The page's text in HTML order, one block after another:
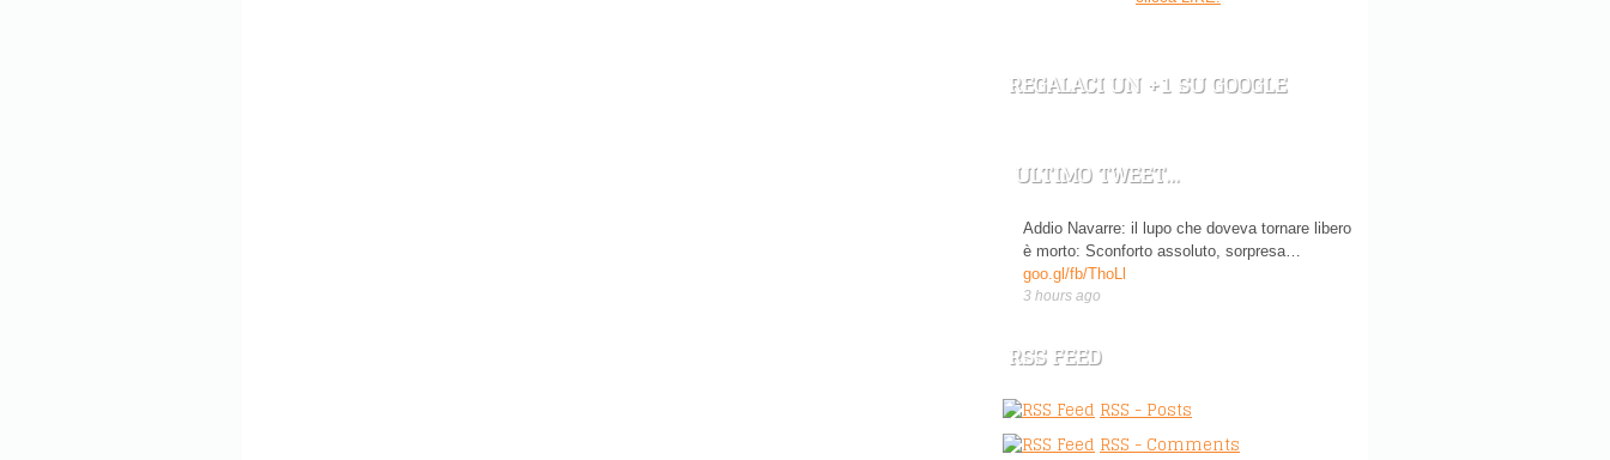
REGALACI UN +1 SU GOOGLE
ULTIMO TWEET…
Addio Navarre: il lupo che doveva tornare libero
è morto: Sconforto assoluto, sorpresa…
goo.gl/fb/ThoLl
3 hours ago
RSS FEED
RSS - Posts
RSS - Comments